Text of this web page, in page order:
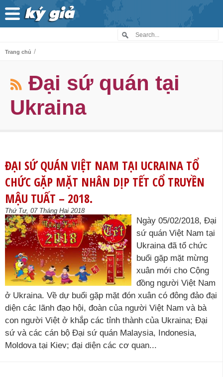
Trang chủ /
Đại sứ quán tại
Ukraina
ĐẠI SỨ QUÁN VIỆT NAM TẠI UCRAINA TỔ
CHỨC GẶP MẶT NHÂN DỊP TẾT CỔ TRUYỀN
MẬU TUẤT – 2018.
Thứ Tư, 07 Tháng Hai 2018
Ngày 05/02/2018, Đại
sứ quán Việt Nam tại
Ukraina đã tổ chức
buổi gặp mặt mừng
xuân mới cho Cộng
đồng người Việt Nam
ở Ukraina. Về dự buổi gặp mặt đón xuân có đông đảo đại
diện các lãnh đạo hội, đoàn của người Việt Nam và bà
con người Việt ở khắp các tỉnh thành của Ukraina; Đại
sứ và các cán bộ Đại sứ quán Malaysia, Indonesia,
Moldova tại Kiev; đại diện các cơ quan...